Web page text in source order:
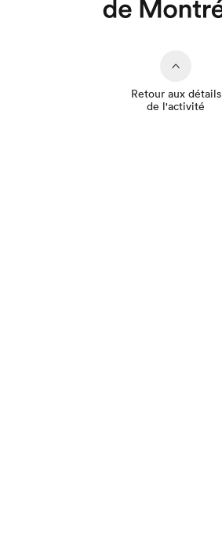
Retour aux détails
de l'activité